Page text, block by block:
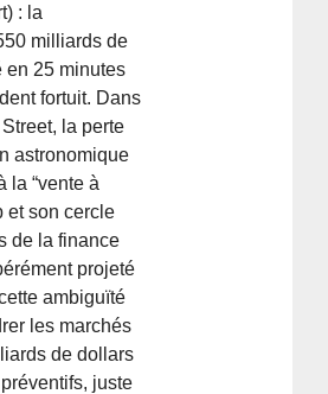
: la
milliards de
en 25 minutes
fortuit. Dans
la perte
astronomique
la “vente à
et son cercle
de la finance
projeté
ambiguïté
les marchés
de dollars
juste